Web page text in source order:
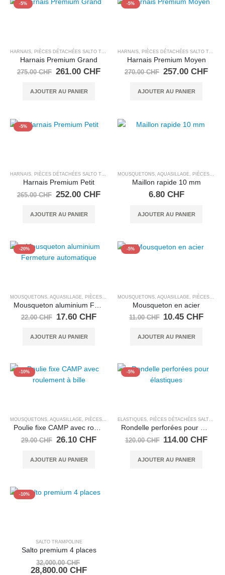
-5%
HARNAIS PIÈCES DÉTACHÉES SALTO TRAMPOLINE
Harnais Premium Grand
275.00CHF Le
initial
était :
261.00 CHFLe
AJOUTER AU PANIER
-5%
HARNAIS PIÈCES DÉTACHÉES SALTO TRAMPOLINE
Harnais Premium Moyen
270.00CHF Le
initial
était :
257.00 CHFLe
AJOUTER AU PANIER
-5%
HARNAIS, PIÈCES DÉTACHÉES SALTO TRAMPOLINE
Harnais Premium Petit
265.00CHF Le
était :
252.00 CHFLe
AJOUTER AU PANIER
MOUSQUETONS, AQUASILLAGE, PIÈCES DÉTACHÉES SALTO TRAMPOLINE
Maillon rapide 10 mm
6.80 CHF
AJOUTER AU PANIER
-20%
MOUSQUETONS, AQUASILLAGE PIÈCES DÉTACHÉES SALTO TRAMPOLINE
22.00CHF Le
initial
était :
17.60 CHFLe
AJOUTER AU PANIER
-5%
MOUSQUETONS, AQUASILLAGE PIÈCES DÉTACHÉES SALTO TRAMPOLINE
Mousqueton en acier
11.00CHF Le
initial
était :
10.45CHFLe
AJOUTER AU PANIER
-10%
MOUSQUETONS, AQUASILLAGE, PIÈCES DÉTACHÉES SALTO TRAMPOLINE
Poulie fixe CAMP avec roulement à bille
29.00CHF Le
était :
26.10 CHFLe
AJOUTER AU PANIER
-5%
ELASTIQUES, PIÈCES DÉTACHÉES SALTO TRAMPOLINE
Rondelle perforées pour élastiques
120.00CHF Le
était :
114.00CHFLe
AJOUTER AU PANIER
-10%
SALTO TRAMPOLINE
Salto premium 4 places
32,000.00CHF
prix
28,800.00 CHFLe